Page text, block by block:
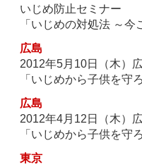
いじめ防止セミナー
「いじめの対処法 ～
広島
2012年5月10日（木）
「いじめから子供を守
広島
2012年4月12日（木）
「いじめから子供を守
東京